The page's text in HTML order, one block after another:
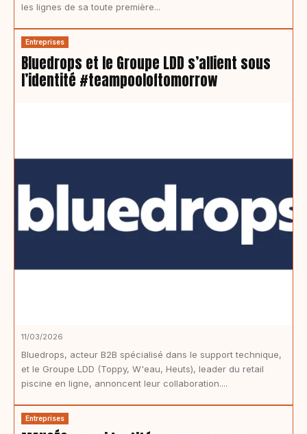
les lignes de sa toute première...
Entreprises
Bluedrops et le Groupe LDD s’allient sous
l’identité #teampooloftomorrow
11/03/2026
Bluedrops, acteur B2B spécialisé dans le support technique,
et le Groupe LDD (Toppy, W'eau, Heuts), leader du retail
piscine en ligne, annoncent leur collaboration....
Entreprises